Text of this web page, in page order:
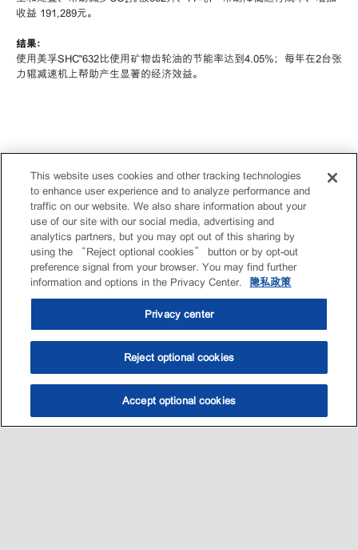
选油助手 查找门店
收益 191,289元。
结果：
使用美孚SHC™632比使用矿物齿轮油的节能率达到4.05%；每年在2台张
力辊减速机上帮助产生显著的经济效益。
This website uses cookies and other tracking technologies
to enhance user experience and to analyze performance and
traffic on our website. We also share information about your
use of our site with our social media, advertising and
analytics partners, but you may opt out of this sharing by
using the “Reject optional cookies” button or by opt-out
preference signal from your browser. You may find further
information and options in the Privacy Center.
隐私政策
Privacy center
Reject optional cookies
Accept optional cookies